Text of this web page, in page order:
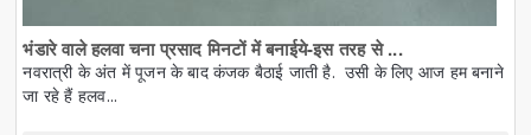
भंडारे वाले हलवा चना प्रसाद मिनटों में बनाईये-इस तरह से ...
नवरात्री के अंत में पूजन के बाद कंजक बैठाई जाती है. उसी के लिए आज हम बनाने
जा रहे हैं हलव...